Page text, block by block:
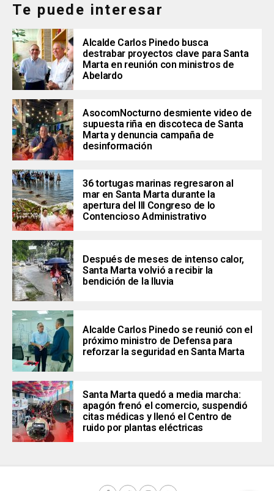
Te puede interesar
Alcalde Carlos Pinedo busca
destrabar proyectos clave para Santa
Marta en reunión con ministros de
Abelardo
AsocomNocturno desmiente video de
supuesta riña en discoteca de Santa
Marta y denuncia campaña de
desinformación
36 tortugas marinas regresaron al
mar en Santa Marta durante la
apertura del III Congreso de lo
Contencioso Administrativo
Después de meses de intenso calor,
Santa Marta volvió a recibir la
bendición de la lluvia
Alcalde Carlos Pinedo se reunió con el
próximo ministro de Defensa para
reforzar la seguridad en Santa Marta
Santa Marta quedó a media marcha:
apagón frenó el comercio, suspendió
citas médicas y llenó el Centro de
ruido por plantas eléctricas